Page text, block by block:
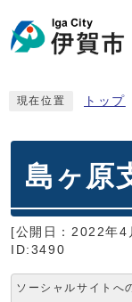
現在位置 トップ
島ヶ原
[公開日：2022年4
ID:3490
ソーシャルサイトへ